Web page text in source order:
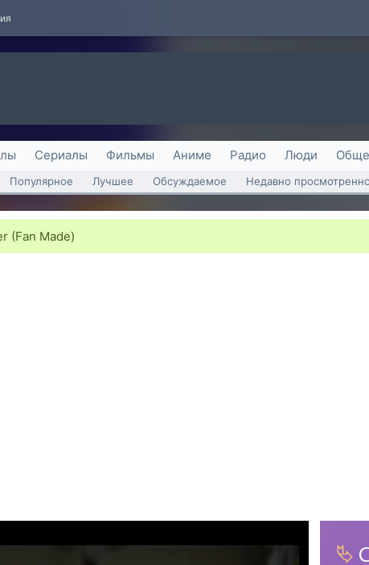
Сериалы Фильмы Аниме Радио Люди
Популярное Лучшее Обсуждаемое Недавно
(Fan Made)